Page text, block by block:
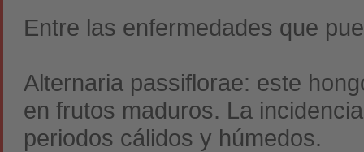
Entre las enfermedades que
Alternaria passiflorae: este
en frutos maduros. La
periodos cálidos y húmedos.